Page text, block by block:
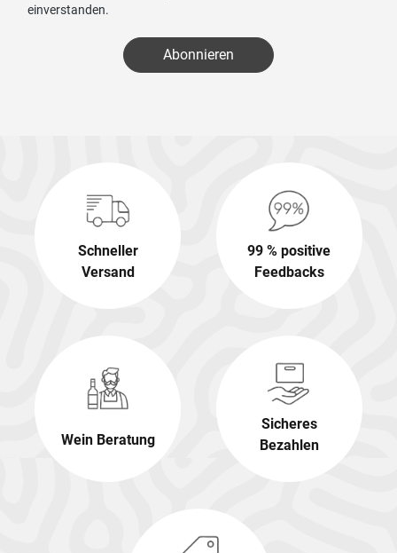
einverstanden.
Abonnieren
Schneller
Versand
99 % positive
Feedbacks
Wein Beratung
Sicheres
Bezahlen